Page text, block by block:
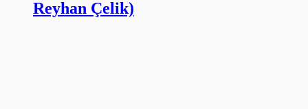
Reyhan Çelik)